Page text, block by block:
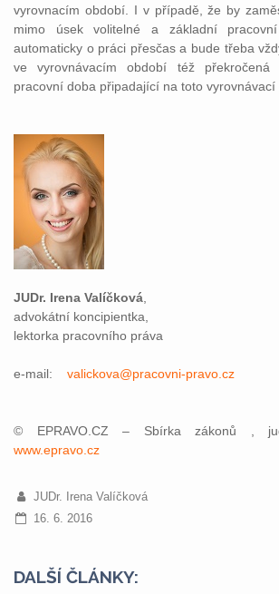
vyrovnacím období. I v případě, že by
mimo úsek volitelné a základní
automaticky o práci přesčas a bude třeba
ve vyrovnávacím období též překročená
pracovní doba připadající na toto vyrovnávací
JUDr. Irena Valíčková
advokátní koncipientka,
lektorka pracovního práva
e-mail: valickova@pracovni-pravo.cz
© EPRAVO.CZ – Sbírka zákonů ,
www.epravo.cz
JUDr. Irena Valíčková
16. 6. 2016
DALŠÍ ČLÁNKY: